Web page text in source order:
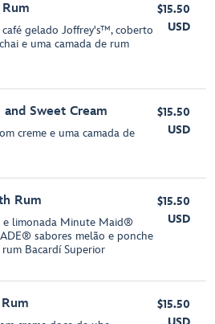
café gelado Joffrey's™, coberto
e uma camada de rum
$15.50
USD
Sweet Cream
creme e uma camada de
$15.50
USD
Rum
e limonada Minute Maid®
sabores melão e ponche
Bacardí Superior
$15.50
USD
$15.50